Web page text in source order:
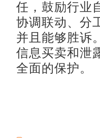
任，鼓励行业
协调联动、分
并且能够胜诉
信息买卖和泄
全面的保护。